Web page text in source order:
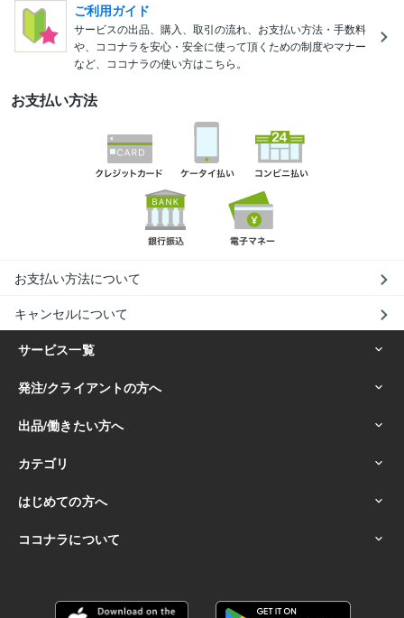
ご利用ガイド
サービスの出品、購入、取引の流れ、お支払い方法・手数料
や、ココナラを安心・安全に使って頂くための制度やマナー
など、ココナラの使い方はこちら。
お支払い方法
お支払い方法について
キャンセルについて